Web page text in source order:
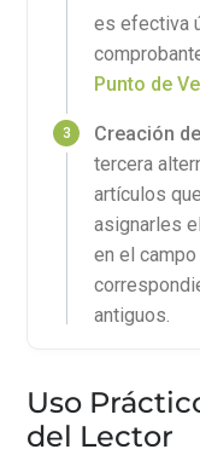
es efectiva
Punto de
Creación
tercera
artículos
asignarles
en el
antiguos.
Uso
del Lector